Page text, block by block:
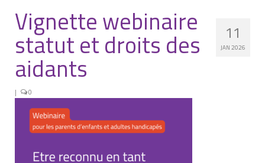
Nous connaître
Notre histoire
Notre équipe
Nous contacter
Nos partenaires
11
JAN 2026
Vignette webinaire
statut et droits des
aidants
| 0